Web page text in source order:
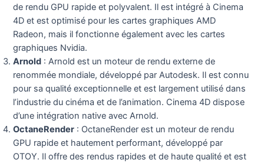
de rendu GPU rapide et polyvalent. Il est intégré à Cinema
4D et est optimisé pour les cartes graphiques AMD
Radeon, mais il fonctionne également avec les cartes
graphiques Nvidia.
Arnold : Arnold est un moteur de rendu externe de
renommée mondiale, développé par Autodesk. Il est connu
pour sa qualité exceptionnelle et est largement utilisé dans
l’industrie du cinéma et de l’animation. Cinema 4D dispose
d’une intégration native avec Arnold.
OctaneRender : OctaneRender est un moteur de rendu
GPU rapide et hautement performant, développé par
OTOY. Il offre des rendus rapides et de haute qualité et est